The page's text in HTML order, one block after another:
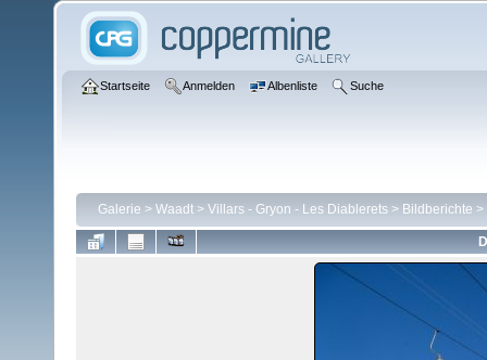
Startseite Anmelden Albenliste Suche
Galerie > Waadt > Villars - Gryon - Les Diablerets > Bildberichte >